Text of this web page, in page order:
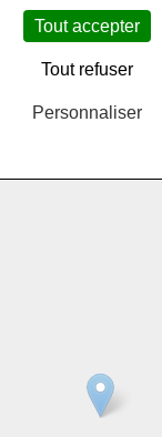
:Mardi à
Lundi et
Tout accepter
Tout refuser
Personnaliser